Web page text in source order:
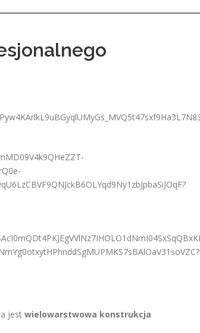
jest wielowarstwowa konstrukcja